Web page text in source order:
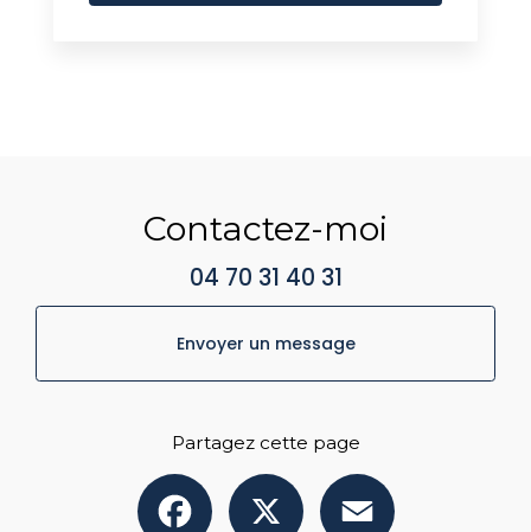
Contactez-moi
04 70 31 40 31
Envoyer un message
Partagez cette page
Facebook